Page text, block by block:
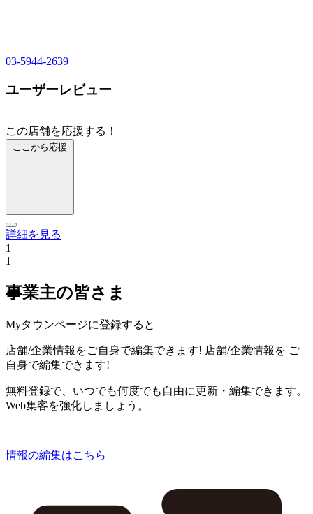
03-5944-2639
ユーザーレビュー
この店舗を応援する！
ここから応援
詳細を見る
1
1
事業主の皆さま
Myタウンページに登録すると
店舗/企業情報をご自身で編集できます! 店舗/企業情報を ご
自身で編集できます!
無料登録で、いつでも何度でも自由に更新・編集できます。
Web集客を強化しましょう。
情報の編集はこちら